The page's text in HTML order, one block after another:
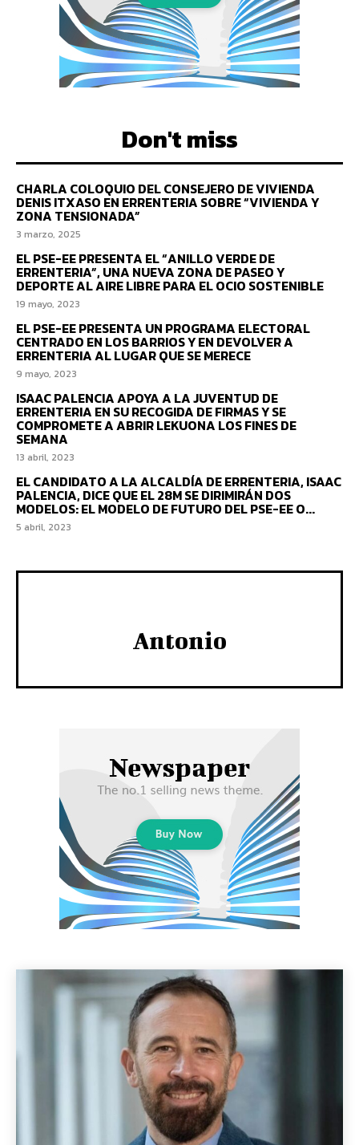
Don't miss
CHARLA COLOQUIO DEL CONSEJERO DE VIVIENDA
DENIS ITXASO EN ERRENTERIA SOBRE “VIVIENDA Y
ZONA TENSIONADA”
3 marzo, 2025
EL PSE-EE PRESENTA EL “ANILLO VERDE DE
ERRENTERIA”, UNA NUEVA ZONA DE PASEO Y
DEPORTE AL AIRE LIBRE PARA EL OCIO SOSTENIBLE
19 mayo, 2023
EL PSE-EE PRESENTA UN PROGRAMA ELECTORAL
CENTRADO EN LOS BARRIOS Y EN DEVOLVER A
ERRENTERIA AL LUGAR QUE SE MERECE
9 mayo, 2023
ISAAC PALENCIA APOYA A LA JUVENTUD DE
ERRENTERIA EN SU RECOGIDA DE FIRMAS Y SE
COMPROMETE A ABRIR LEKUONA LOS FINES DE
SEMANA
13 abril, 2023
EL CANDIDATO A LA ALCALDÍA DE ERRENTERIA, ISAAC
PALENCIA, DICE QUE EL 28M SE DIRIMIRÁN DOS
MODELOS: EL MODELO DE FUTURO DEL PSE-EE O...
5 abril, 2023
Antonio